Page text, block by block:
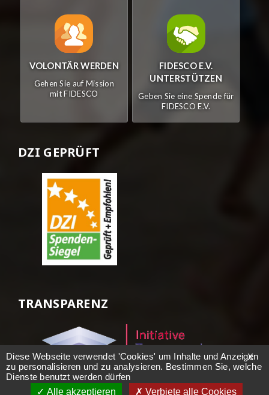
VOLONTÄR WERDEN
Gehen Sie auf Mission
mit FIDESCO
FIDESCO E.V.
UNTERSTÜTZEN
Geben Sie eine Spende für
FIDESCO E.V.
DZI GEPRÜFT
TRANSPARENZ
X
Diese Webseite verwendet 'Cookies' um Inhalte und Anzeigen
zu personalisieren und zu analysieren. Bestimmen Sie, welche
Dienste benutzt werden dürfen
Alle akzeptieren
Verbiete alle Cookies